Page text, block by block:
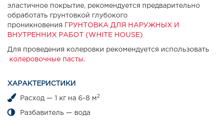
эластичное покрытие, рекомендуется предварительно
обработать грунтовкой глубокого
проникновения
ГРУНТОВКА ДЛЯ НАРУЖНЫХ И
ВНУТРЕННИХ РАБОТ (WHITE HOUSE)
Для проведения колеровки рекомендуется использовать
колеровочные пасты .
ХАРАКТЕРИСТИКИ
Расход — 1 кг на 6-8 м 2
Разбавитель — вода